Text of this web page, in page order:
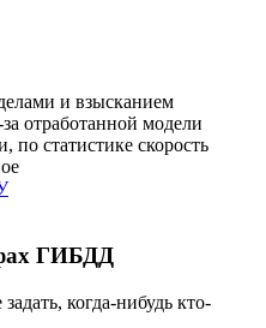
и взысканием
отработанной модели
по статистике скорость
ГИБДД
когда-нибудь кто-